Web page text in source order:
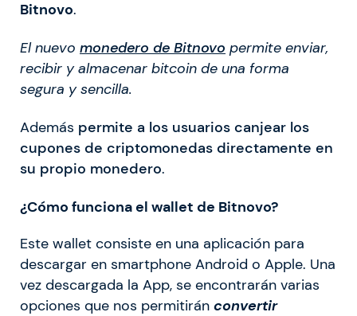
Bitnovo.
El nuevo monedero de Bitnovo permite enviar,
recibir y almacenar bitcoin de una forma
segura y sencilla.
Además permite a los usuarios canjear los
cupones de criptomonedas directamente en
su propio monedero.
¿Cómo funciona el wallet de Bitnovo?
Este wallet consiste en una aplicación para
descargar en smartphone Android o Apple. Una
vez descargada la App, se encontrarán varias
opciones que nos permitirán convertir